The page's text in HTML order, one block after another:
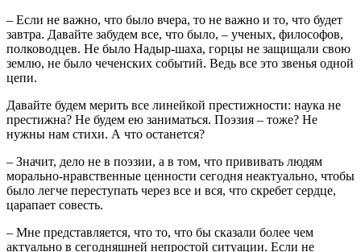
– Если не важно, что было вчера, то не важно и то, что будет
завтра. Давайте забудем все, что было, – ученых, философов,
полководцев. Не было Надыр-шаха, горцы не защищали свою
землю, не было чеченских событий. Ведь все это звенья одной
цепи.
Давайте будем мерить все линейкой престижности: наука не
престижна? Не будем ею заниматься. Поэзия – тоже? Не
нужны нам стихи. А что останется?
– Значит, дело не в поэзии, а в том, что прививать людям
морально-нравственные ценности сегодня неактуально, чтобы
было легче переступать через все и вся, что скребет сердце,
царапает совесть.
– Мне представляется, что то, что бы сказали более чем
актуально в сегодняшней непростой ситуации. Если не